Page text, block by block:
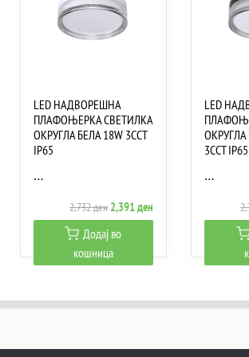
LED НАДВОРЕШНА
ПЛАФОЊЕРКА СВЕТИЛКА
ОКРУГЛА БЕЛА 18W 3CCT
IP65
…
2,732ден Original
price
was:
2,732 ден.
2,391ден
price
2,391 ден.
Додај во
кошница
LED
3CCT IP65
…